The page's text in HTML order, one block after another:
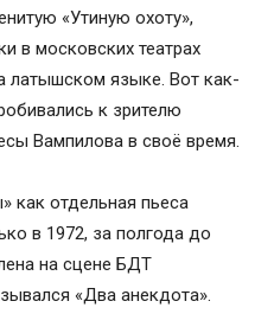
«Утиную охоту»,
в московских театрах
латышском языке. Вот как-
к зрителю
Вампилова в своё время.
как отдельная пьеса
в 1972, за полгода до
на сцене БДТ
«Два анекдота».